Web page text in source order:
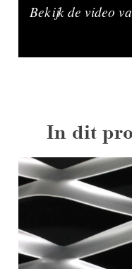
Bekijk de video
In dit